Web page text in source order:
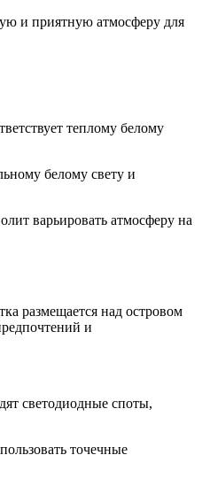
и приятную атмосферу для
теплому белому
белому свету и
варьировать атмосферу на
размещается над островом
и
светодиодные споты,
точечные